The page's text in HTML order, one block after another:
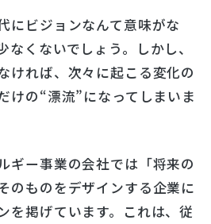
にビジョンなんて意味がな
なくないでしょう。しかし、
ければ、次々に起こる変化の
けの“漂流”になってしまいま
ギー事業の会社では「将来の
のものをデザインする企業に
を掲げています。これは、従